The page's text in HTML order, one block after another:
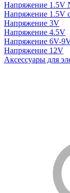
Напряжение 1.5V
Напряжение 1.5V
Напряжение 3V
Напряжение 4.5V
Напряжение 6V-
Напряжение 12V
Аксессуары для